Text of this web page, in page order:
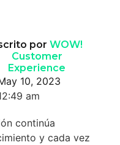
por WOW!
Customer
Experience
10, 2023
am
continúa
y cada vez